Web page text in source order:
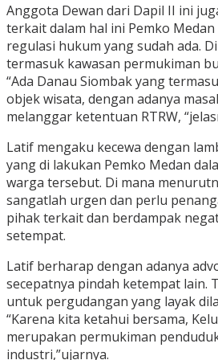
Anggota Dewan dari Dapil II ini
terkait dalam hal ini Pemko
regulasi hukum yang sudah ada.
termasuk kawasan permukiman
“Ada Danau Siombak yang
objek wisata, dengan adanya
melanggar ketentuan RTRW,
Latif mengaku kecewa dengan
yang di lakukan Pemko Medan
warga tersebut. Di mana
sangatlah urgen dan perlu
pihak terkait dan berdampak
setempat.
Latif berharap dengan adanya
secepatnya pindah ketempat lain.
untuk pergudangan yang layak
“Karena kita ketahui bersama,
merupakan permukiman
industri,”ujarnya.